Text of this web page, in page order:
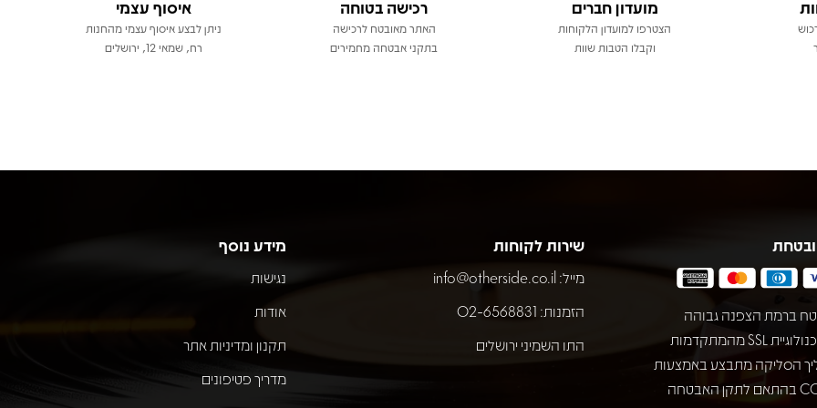
מועדון חברים
הצטרפו למועדון הלקוחות
וקבלו הטבות שוות
רכישה בטוחה
האתר מאובטח לרכישה
בתקני אבטחה מחמירים
איסוף עצמי
ניתן לבצע איסוף עצמי מהחנות
רח, שמאי 12, ירושלים
ברמת הצפנה גבוהה
באמצעות טכנולוגיית SSL מהמתקדמות
הסליקה מתבצע באמצעות
חברת COMAX בהתאם לתקן האבטחה
שירות לקוחות
מייל:info@otherside.co.il
הזמנות: 02-6568831
התו השמיני ירושלים
מידע נוסף
נגישות
אודות
תקנון ומדיניות אתר
מדריך פטיפונים